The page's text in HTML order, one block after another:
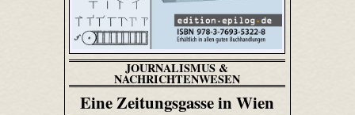
JOURNALISMUS &
NACHRICHTENWESEN
Eine Zeitungsgasse in Wien